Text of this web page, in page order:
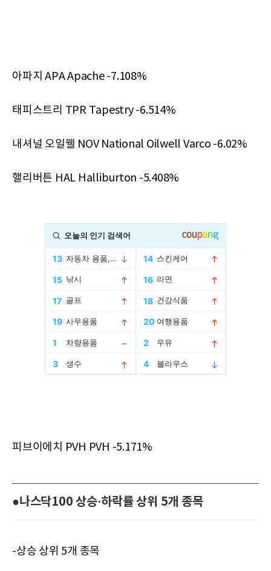
아파지 APA Apache -7.108%
태피스트리 TPR Tapestry -6.514%
내셔널 오일웰 NOV National Oilwell Varco -6.02%
핼리버튼 HAL Halliburton -5.408%
피브이에치 PVH PVH -5.171%
●나스닥100 상승·하락률 상위 5개 종목
-상승 상위 5개 종목